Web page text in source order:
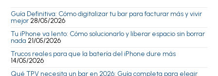
Guía Definitiva: Cómo digitalizar tu bar para facturar más y vivir
mejor 28/05/2026
Tu iPhone va lento: Cómo solucionarlo y liberar espacio sin borrar
nada 21/05/2026
Trucos reales para que la batería del iPhone dure más
14/05/2026
Qué TPV necesita un bar en 2026: Guía completa para elegir